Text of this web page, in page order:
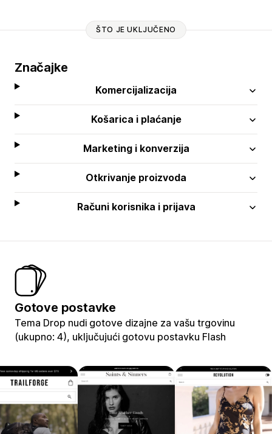
ŠTO JE UKLJUČENO
Značajke
Komercijalizacija
Košarica i plaćanje
Marketing i konverzija
Otkrivanje proizvoda
Računi korisnika i prijava
Gotove postavke
Tema Drop nudi gotove dizajne za vašu trgovinu
(ukupno: 4), uključujući gotovu postavku Flash